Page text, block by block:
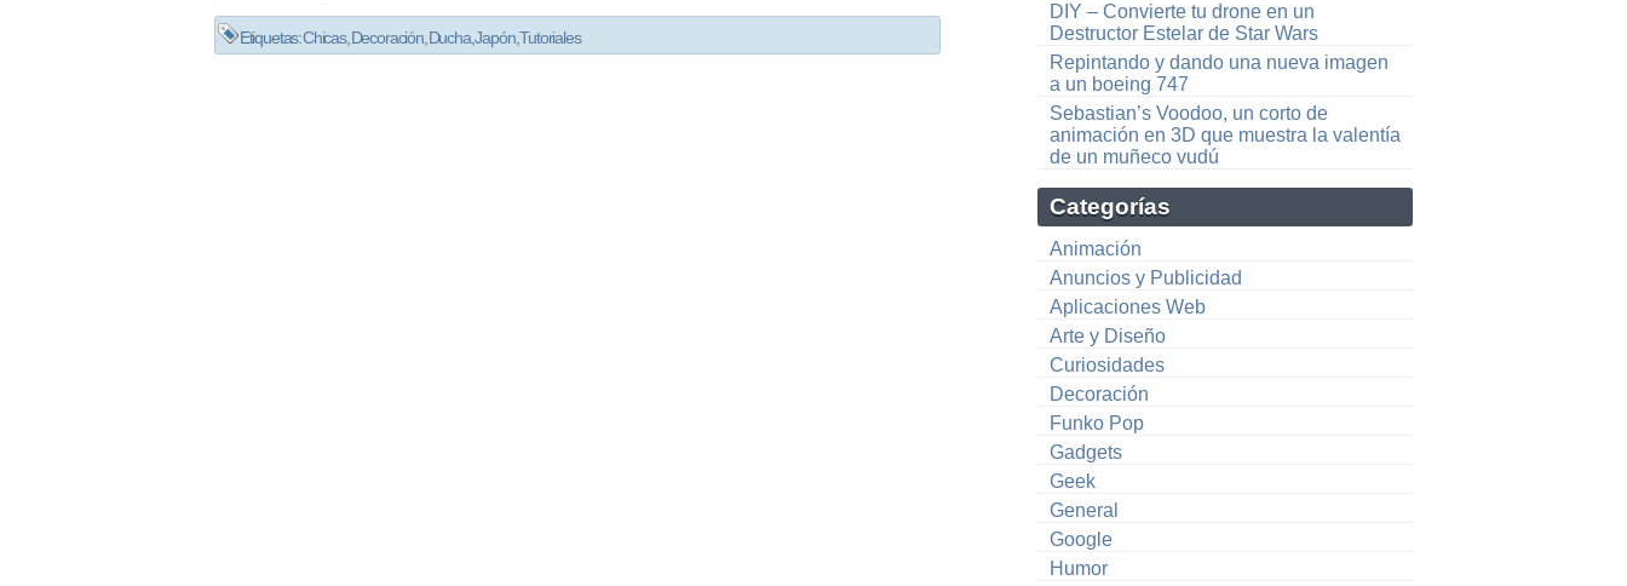
Etiquetas:Chicas,Decoración,Ducha,Japón,Tutoriales
DIY – Convierte tu drone en un
Destructor Estelar de Star Wars
Repintando y dando una nueva imagen
a un boeing 747
Sebastian’s Voodoo, un corto de
animación en 3D que muestra la valentía
de un muñeco vudú
Categorías
Animación
Anuncios y Publicidad
Aplicaciones Web
Arte y Diseño
Curiosidades
Decoración
Funko Pop
Gadgets
Geek
General
Google
Humor